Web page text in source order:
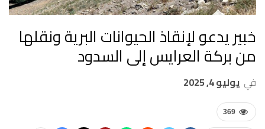
خبير يدعو لإنقاذ الحيوانات البرية ونقلها
من بركة العرايس إلى السدود
في يوليو 4, 2025
369